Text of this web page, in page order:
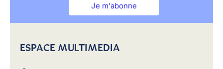
Je m'abonne
ESPACE MULTIMEDIA